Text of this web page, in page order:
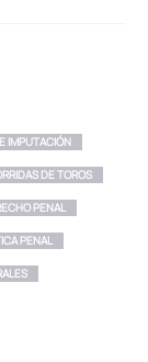
IMPUTACIÓN
DE TOROS
PENAL
PENAL